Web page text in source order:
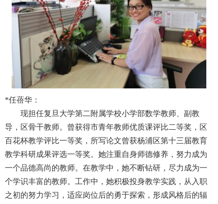
*任蓓华：
现担任复旦大学第二附属学校小学部数学教师、副教
导，区骨干教师。曾获得市青年教师优质课评比二等奖，区
百花杯教学评比一等奖，所写论文曾获杨浦区第十三届教育
教学科研成果评选一等奖。她注重自身师德修养，努力成为
一个品德高尚的教师。在教学中，她不断钻研，尽力成为一
个学识丰富的教师。工作中，她积极投身教学实践，从入职
之初的努力学习，适应岗位后的勇于探索，形成风格后的辐